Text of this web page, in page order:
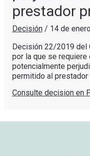
prestador
Decisión/ 14 de
Decisión 22/2019 del
por la que se
potencialmente
permitido al prestador
Consulte decision en